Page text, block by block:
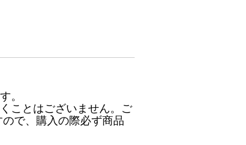
。
ことはございません。ご
で、購入の際必ず商品